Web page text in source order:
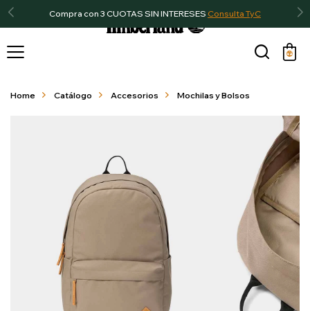
Compra con 3 CUOTAS SIN INTERESES Consulta TyC

Home Catálogo Accesorios Mochilas y Bolsos